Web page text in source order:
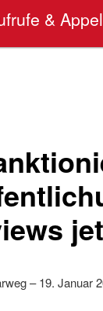
&
– 19. Januar